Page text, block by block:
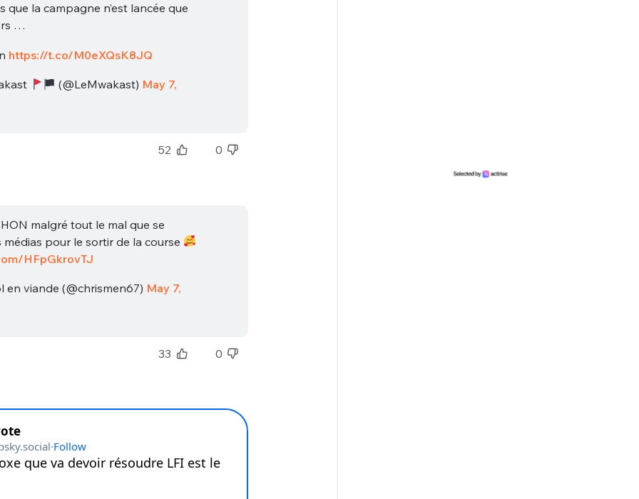
que la campagne n’est lancée que
…
https://t.co/M0eXQsK8JQ
(@LeMwakast) May 7,
52 0
malgré tout le mal que se
pour le sortir de la course
HFpGkrovTJ
en viande (@chrismen67) May 7,
33 0
! Connexion